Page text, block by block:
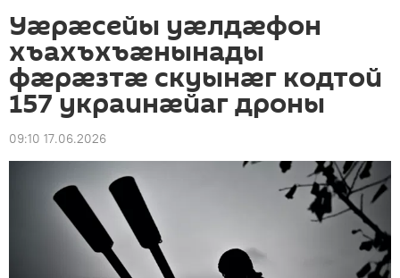
Уӕрӕсейы уӕлдӕфон
хъахъхъӕнынады
фӕрӕзтӕ скуынӕг кодтой
157 украинӕйаг дроны
09:10 17.06.2026